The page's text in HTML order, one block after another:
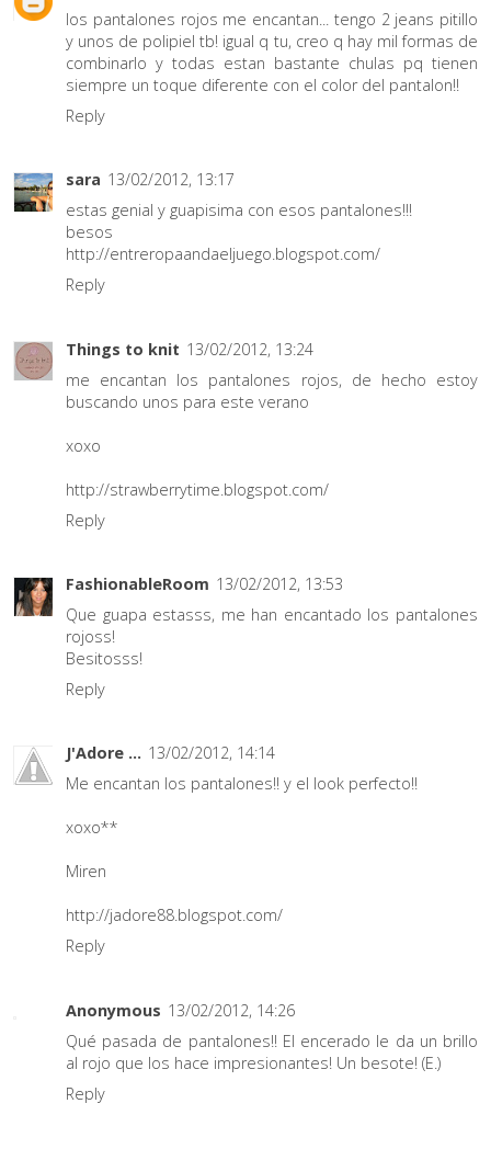
los pantalones rojos me encantan... tengo 2 jeans pitillo
y unos de polipiel tb! igual q tu, creo q hay mil formas de
combinarlo y todas estan bastante chulas pq tienen
siempre un toque diferente con el color del pantalon!!
Reply
sara 13/02/2012, 13:17
estas genial y guapisima con esos pantalones!!!
besos
http://entreropaandaeljuego.blogspot.com/
Reply
Things to knit 13/02/2012, 13:24
me encantan los pantalones rojos, de hecho estoy
buscando unos para este verano
xoxo
http://strawberrytime.blogspot.com/
Reply
FashionableRoom 13/02/2012, 13:53
Que guapa estasss, me han encantado los pantalones
rojoss!
Besitosss!
Reply
J'Adore ... 13/02/2012, 14:14
Me encantan los pantalones!! y el look perfecto!!
xoxo**
Miren
http://jadore88.blogspot.com/
Reply
Anonymous 13/02/2012, 14:26
Qué pasada de pantalones!! El encerado le da un brillo
al rojo que los hace impresionantes! Un besote! (E.)
Reply